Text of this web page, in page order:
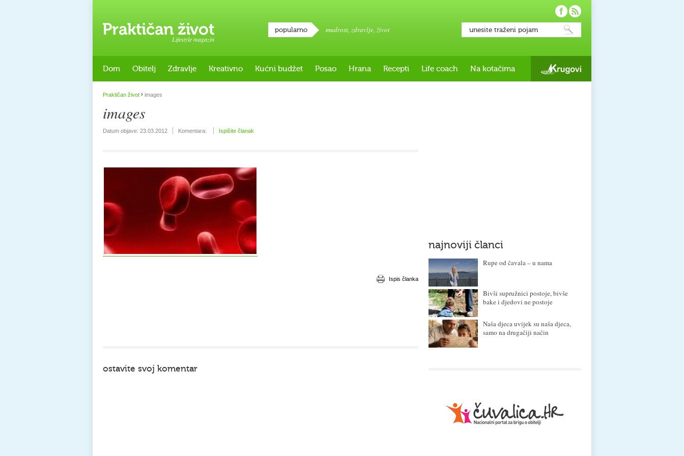
Lifestyle magazin
popularno mudrost, zdravlje, život
Dom Obitelj Zdravlje Kreativno Kućni budžet Posao Hrana Recepti Life coach Na kotačima
Praktičan život › images
images
Datum objave: 23.03.2012 Komentara: Ispišite članak
Ispis članka
ostavite svoj komentar
najnoviji članci
Rupe od čavala – u nama
Bivši supružnici postoje, bivše
bake i djedovi ne postoje
Naša djeca uvijek su naša djeca,
samo na drugačiji način